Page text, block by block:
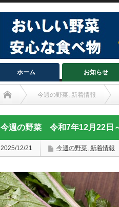
ホーム お知らせ
今週の野菜, 新着情報
今週の野菜 令和7年12月22日
2025/12/21 今週の野菜, 新着情報